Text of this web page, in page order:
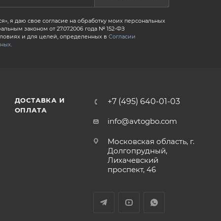
я даю свое согласие на обработку моих персональных
законом от 27.07.2006 года № 152-ФЗ
и для целей, определенных вСогласии
.
ДОСТАВКА И
ОПЛАТА
+7 (495) 640-01-03
info@avtogbo.com
Московская область, г.
Долгопрудный,
Лихачевский
проспект, 46